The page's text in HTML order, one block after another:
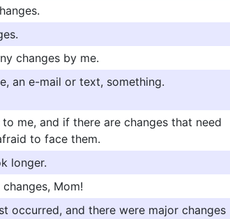
changes by me.
an e-mail or text, something.
me, and if there are changes that need
to face them.
longer.
Mom!
occurred, and there were major changes